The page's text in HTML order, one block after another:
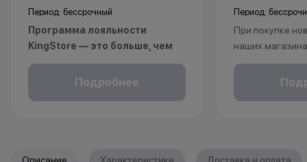
Период: бессрочный
Программа лояльности
KingStore — это больше, чем
просто бонусы.
Покупайте технику и аксессуары,
За покупки начисляются бонусные
Подробнее
Период:
При покупке
наших
рассрочку,
безналичному